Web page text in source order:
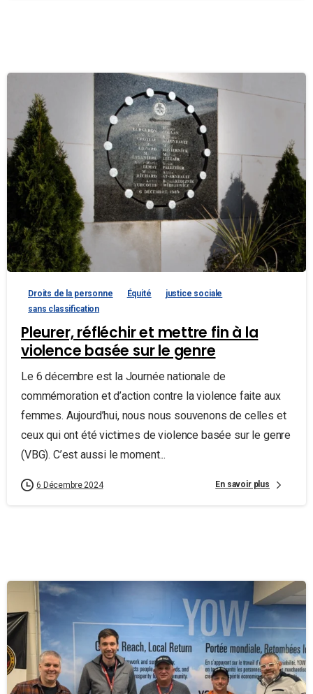
Droits de la personne Équité
justice sociale
sans classification
Pleurer, réfléchir et mettre fin à la
violence basée sur le genre
Le 6 décembre est la Journée nationale de
commémoration et d’action contre la violence faite aux
femmes. Aujourd’hui, nous nous souvenons de celles et
ceux qui ont été victimes de violence basée sur le genre
(VBG). C’est aussi le moment...
6 Décembre 2024 En savoir plus